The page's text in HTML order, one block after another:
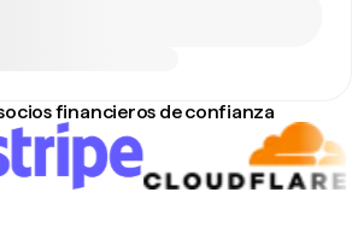
financieros de confianza